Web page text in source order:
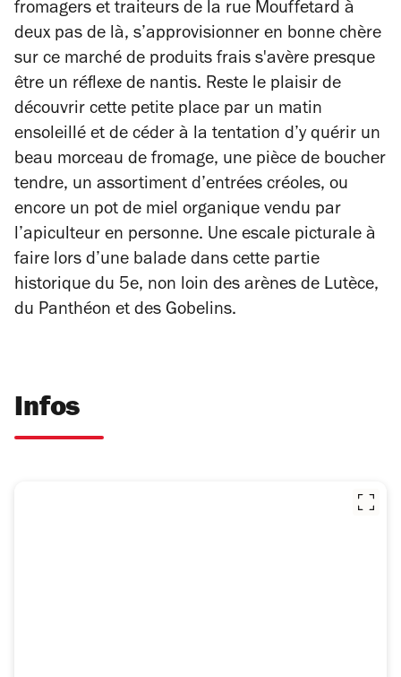
fromagers et traiteurs de la rue Mouffetard à
deux pas de là, s’approvisionner en bonne chère
sur ce marché de produits frais s'avère presque
être un réflexe de nantis. Reste le plaisir de
découvrir cette petite place par un matin
ensoleillé et de céder à la tentation d’y quérir un
beau morceau de fromage, une pièce de boucher
tendre, un assortiment d’entrées créoles, ou
encore un pot de miel organique vendu par
l’apiculteur en personne. Une escale picturale à
faire lors d’une balade dans cette partie
historique du 5e, non loin des arènes de Lutèce,
du Panthéon et des Gobelins.
Infos